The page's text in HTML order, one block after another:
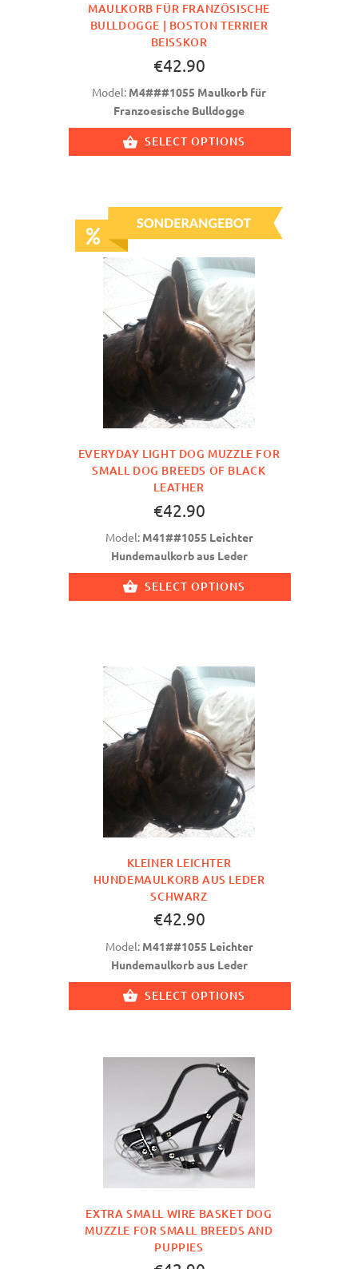
MAULKORB FÜR FRANZÖSISCHE
BULLDOGGE | BOSTON TERRIER
BEISSKOR
€42.90
Model: M4###1055 Maulkorb für
Franzoesische Bulldogge
SELECT OPTIONS
EVERYDAY LIGHT DOG MUZZLE FOR
SMALL DOG BREEDS OF BLACK
LEATHER
€42.90
Model: M41##1055 Leichter
Hundemaulkorb aus Leder
SELECT OPTIONS
KLEINER LEICHTER
HUNDEMAULKORB AUS LEDER
SCHWARZ
€42.90
Model: M41##1055 Leichter
Hundemaulkorb aus Leder
SELECT OPTIONS
EXTRA SMALL WIRE BASKET DOG
MUZZLE FOR SMALL BREEDS AND
PUPPIES